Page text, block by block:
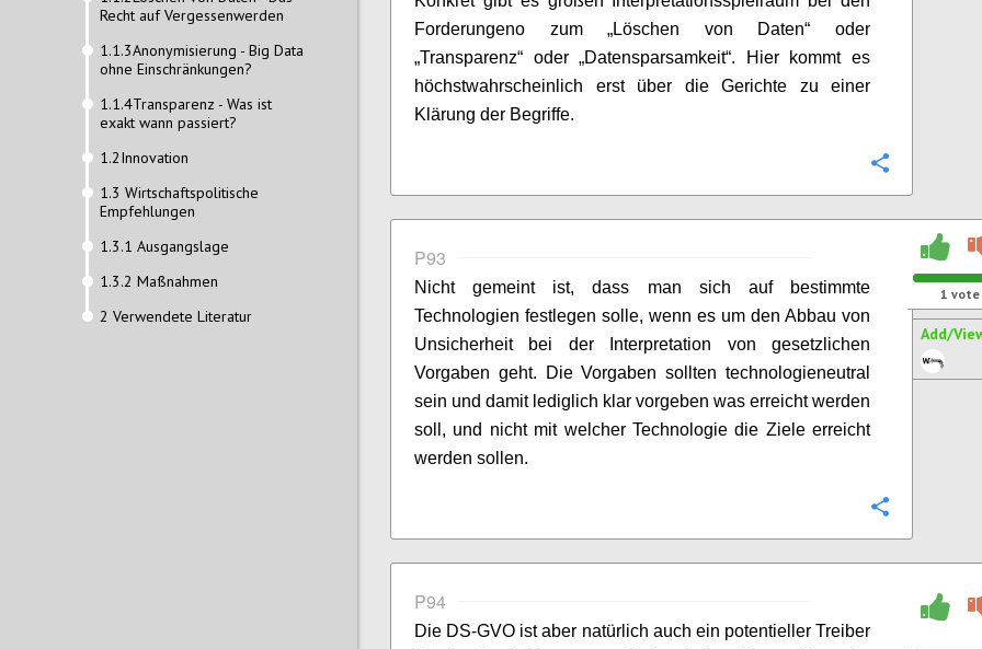
Recht auf Vergessenwerden
1.1.3Anonymisierung - Big Data
ohne Einschränkungen?
1.1.4Transparenz - Was ist
exakt wann passiert?
1.2Innovation
1.3 Wirtschaftspolitische
Empfehlungen
1.3.1 Ausgangslage
1.3.2 Maßnahmen
2 Verwendete Literatur
Forderungeno zum „Löschen von Daten“ oder
„Transparenz“ oder „Datensparsamkeit“. Hier kommt es
höchstwahrscheinlich erst über die Gerichte zu einer
Klärung der Begriffe.
P93
Nicht gemeint ist, dass man sich auf bestimmte
Technologien festlegen solle, wenn es um den Abbau von
Unsicherheit bei der Interpretation von gesetzlichen
Vorgaben geht. Die Vorgaben sollten technologieneutral
sein und damit lediglich klar vorgeben was erreicht werden
soll, und nicht mit welcher Technologie die Ziele erreicht
werden sollen.
1 vote
Add/
P94
Die DS-GVO ist aber natürlich auch ein potentieller Treiber